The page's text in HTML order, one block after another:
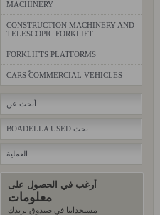
MACHINERY
CONSTRUCTION MACHINERY AND
TELESCOPIC FORKLIFT
FORKLIFTS PLATFORMS
CARS ֠COMMERCIAL VEHICLES
BOADELLA USED بحث
العملية
أرغب في الحصول على
معلومات
مستجداتنا في صندوق بريدك